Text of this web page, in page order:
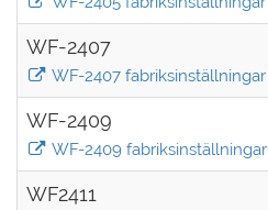
WF-2407
WF-2407 fabriksinställningar
WF-2409
WF-2409 fabriksinställningar
WF2411